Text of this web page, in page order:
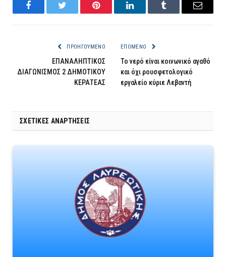
FacebookTwitter Pinterest LinkedInTumblr Email
ΠΡΟΗΓΟΎΜΕΝΟ
ΕΠΑΝΑΛΗΠΤΙΚΟΣ
ΔΙΑΓΩΝΙΣΜΟΣ 2 ΔΗΜΟΤΙΚΟΥ
ΚΕΡΑΤΕΑΣ
ΕΠΌΜΕΝΟ
Το νερό είναι κοινωνικό αγαθό
και όχι ρουσφετολογικό
εργαλείο κύριε Λεβαντή
ΣΧΕΤΙΚΈΣ ΑΝΑΡΤΉΣΕΙΣ